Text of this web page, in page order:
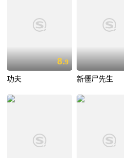
8.9
功夫 新僵尸先生